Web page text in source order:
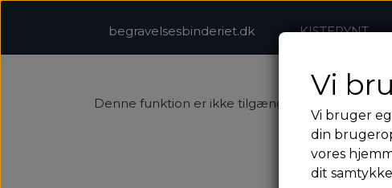
begravelsesbinderiet.dk KISTEPYNT
Denne funktion er ikke tilgængelig med et
Vi
Vi bruger
din
vores
dit